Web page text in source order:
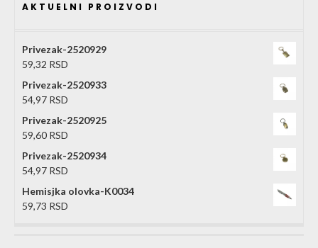
AKTUELNI PROIZVODI
Privezak-2520929
59,32 RSD
Privezak-2520933
54,97 RSD
Privezak-2520925
59,60 RSD
Privezak-2520934
54,97 RSD
Hemisjka olovka-K0034
59,73 RSD